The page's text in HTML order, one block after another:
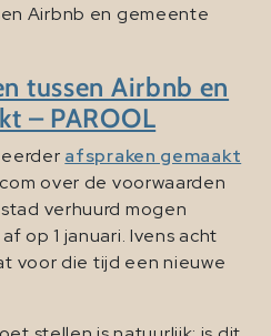
Airbnb en gemeente
tussen Airbnb en
– PAROOL
afspraken gemaakt
over de voorwaarden
verhuurd mogen
op 1 januari. Ivens acht
voor die tijd een nieuwe